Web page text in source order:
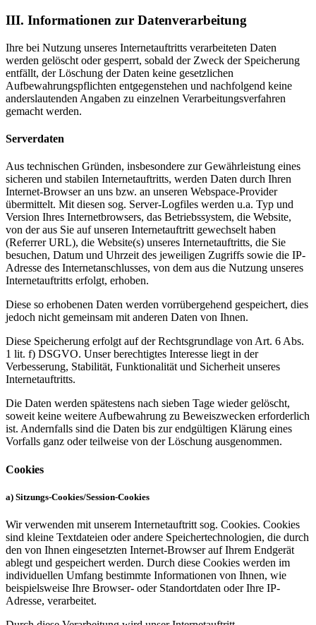
III. Informationen zur Datenverarbeitung
Ihre bei Nutzung unseres Internetauftritts verarbeiteten Daten
werden gelöscht oder gesperrt, sobald der Zweck der Speicherung
entfällt, der Löschung der Daten keine gesetzlichen
Aufbewahrungspflichten entgegenstehen und nachfolgend keine
anderslautenden Angaben zu einzelnen Verarbeitungsverfahren
gemacht werden.
Serverdaten
Aus technischen Gründen, insbesondere zur Gewährleistung eines
sicheren und stabilen Internetauftritts, werden Daten durch Ihren
Internet-Browser an uns bzw. an unseren Webspace-Provider
übermittelt. Mit diesen sog. Server-Logfiles werden u.a. Typ und
Version Ihres Internetbrowsers, das Betriebssystem, die Website,
von der aus Sie auf unseren Internetauftritt gewechselt haben
(Referrer URL), die Website(s) unseres Internetauftritts, die Sie
besuchen, Datum und Uhrzeit des jeweiligen Zugriffs sowie die IP-
Adresse des Internetanschlusses, von dem aus die Nutzung unseres
Internetauftritts erfolgt, erhoben.
Diese so erhobenen Daten werden vorrübergehend gespeichert, dies
jedoch nicht gemeinsam mit anderen Daten von Ihnen.
Diese Speicherung erfolgt auf der Rechtsgrundlage von Art. 6 Abs.
1 lit. f) DSGVO. Unser berechtigtes Interesse liegt in der
Verbesserung, Stabilität, Funktionalität und Sicherheit unseres
Internetauftritts.
Die Daten werden spätestens nach sieben Tage wieder gelöscht,
soweit keine weitere Aufbewahrung zu Beweiszwecken erforderlich
ist. Andernfalls sind die Daten bis zur endgültigen Klärung eines
Vorfalls ganz oder teilweise von der Löschung ausgenommen.
Cookies
a) Sitzungs-Cookies/Session-Cookies
Wir verwenden mit unserem Internetauftritt sog. Cookies. Cookies
sind kleine Textdateien oder andere Speichertechnologien, die durch
den von Ihnen eingesetzten Internet-Browser auf Ihrem Endgerät
ablegt und gespeichert werden. Durch diese Cookies werden im
individuellen Umfang bestimmte Informationen von Ihnen, wie
beispielsweise Ihre Browser- oder Standortdaten oder Ihre IP-
Adresse, verarbeitet.